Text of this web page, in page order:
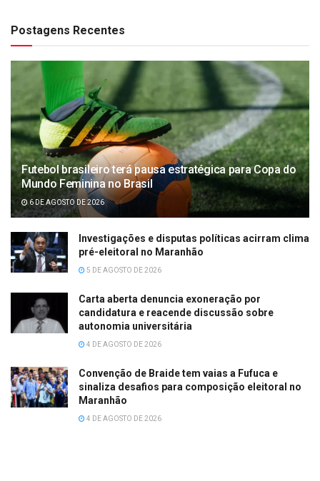
Postagens Recentes
Futebol brasileiro terá pausa estratégica para Copa do
Mundo Feminina no Brasil
6 DE AGOSTO DE 2026
Investigações e disputas políticas acirram clima
pré-eleitoral no Maranhão
5 DE AGOSTO DE 2026
Carta aberta denuncia exoneração por
candidatura e reacende discussão sobre
autonomia universitária
4 DE AGOSTO DE 2026
Convenção de Braide tem vaias a Fufuca e
sinaliza desafios para composição eleitoral no
Maranhão
4 DE AGOSTO DE 2026